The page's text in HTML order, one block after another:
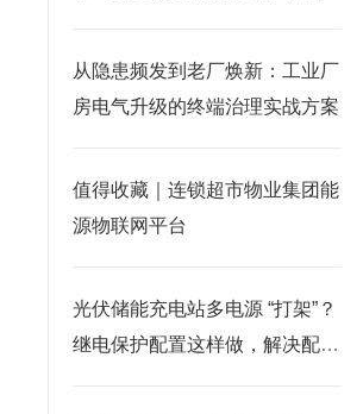
从隐患频发到老厂焕新：工业厂
房电气升级的终端治理实战方案
值得收藏｜连锁超市物业集团能
源物联网平台
光伏储能充电站多电源 “打架”？
继电保护配置这样做，解决配合